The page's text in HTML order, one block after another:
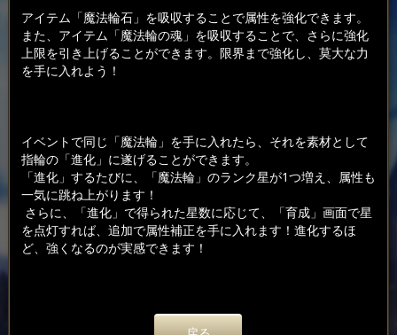
アイテム「魔法輪石」を吸収することで属性を強化できます。
また、アイテム「魔法輪の魂」を吸収することで、さらに強化
上限を引き上げることができます。限界まで強化し、莫大な力
を手に入れよう！
イベントで同じ「魔法輪」を手に入れたら、それを素材として
指輪の「進化」に遂げることができます。
「進化」するたびに、「魔法輪」のランク星が1つ増え、属性も
一気に跳ね上がります！
さらに、「進化」で得られた星数に応じて、「育成」画面で星
を点灯すれば、追加で属性補正を手に入れます！進化するほ
ど、強くなるのが実感できます！